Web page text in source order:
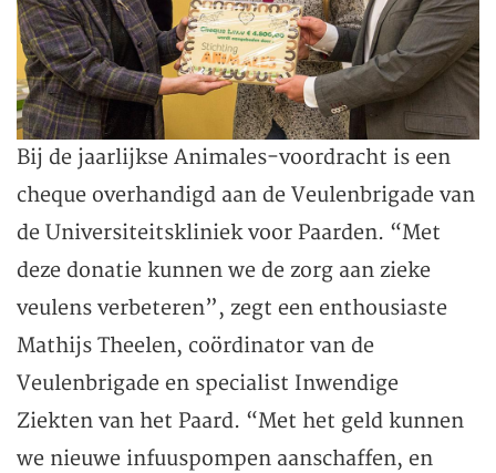
Bij de jaarlijkse Animales-voordracht is een
cheque overhandigd aan de Veulenbrigade van
de Universiteitskliniek voor Paarden. “Met
deze donatie kunnen we de zorg aan zieke
veulens verbeteren”, zegt een enthousiaste
Mathijs Theelen, coördinator van de
Veulenbrigade en specialist Inwendige
Ziekten van het Paard. “Met het geld kunnen
we nieuwe infuuspompen aanschaffen, en